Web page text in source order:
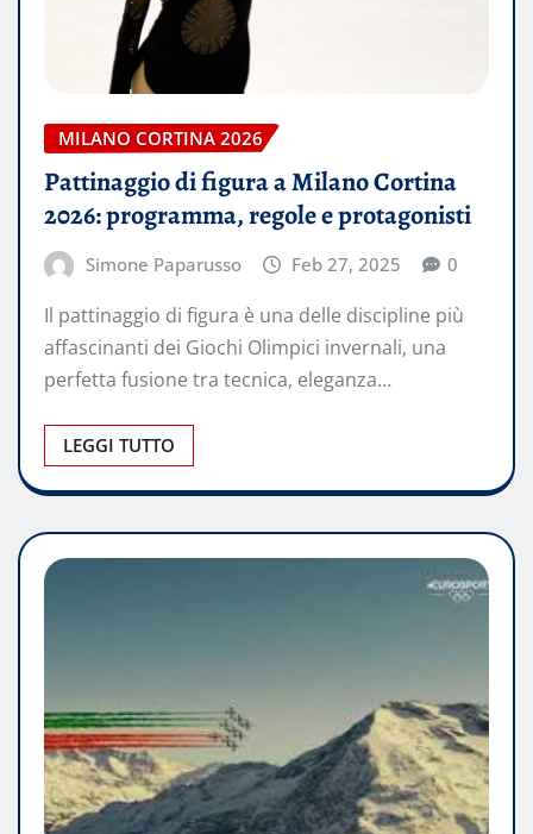
MILANO CORTINA 2026
Pattinaggio di figura a Milano Cortina
2026: programma, regole e protagonisti
Simone Paparusso Feb 27, 2025 0
Il pattinaggio di figura è una delle discipline più
affascinanti dei Giochi Olimpici invernali, una
perfetta fusione tra tecnica, eleganza…
LEGGI TUTTO